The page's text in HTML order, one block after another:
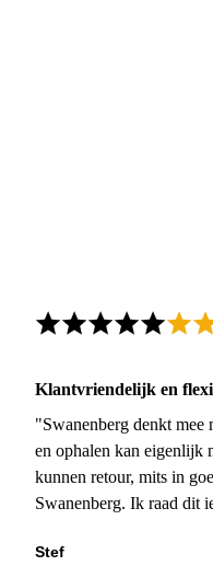
Klantvriendelijk en
"Swanenberg denkt mee
en ophalen kan eigenlijk
kunnen retour, mits in
Swanenberg. Ik raad dit
Stef